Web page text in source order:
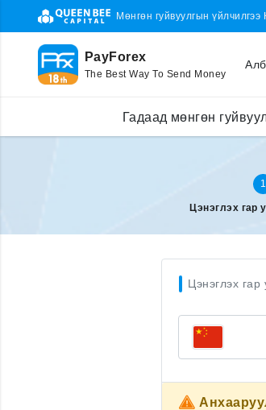
Мөнгөн гуйвуулгын
PayForex
The Best Way To Send Money
Гадаад мөнгөн
Гадаад улсаас утсаа цэнэглэх Утасны
1
Цэнэглэх гар
Цэнэглэх гар